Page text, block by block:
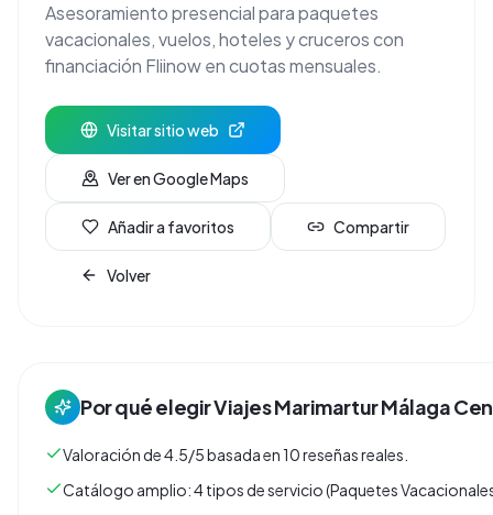
Asesoramiento presencial para paquetes
vacacionales, vuelos, hoteles y cruceros con
financiación Fliinow en cuotas mensuales.
Visitar sitio web
Ver en Google Maps
Añadir a favoritos Compartir
Volver
Por qué elegirViajes Marimartur Málaga
Valoración de 4.5/5 basada en 10 reseñas reales.
Catálogo amplio: 4 tipos de servicio (Paquetes